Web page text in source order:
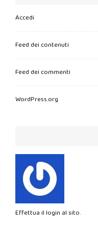
Accedi
Feed dei contenuti
Feed dei commenti
WordPress.org
Effettua il login al sito.